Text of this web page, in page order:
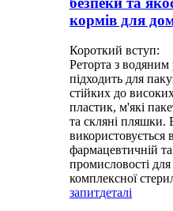
кормів для
Короткий вступ:
Реторта з
підходить для
стійких до
пластик, м'які
та скляні
використовується
фармацевтичній
промисловості
комплексної
запитдеталі